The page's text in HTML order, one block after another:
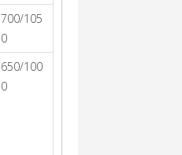
700/105
0
650/100
0